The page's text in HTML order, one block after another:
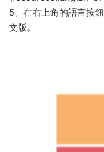
5、在右上角的語言按
文版。